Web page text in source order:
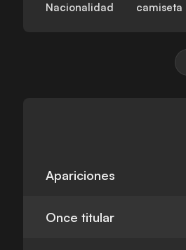
Nacionalidad
camiseta
Apariciones
Once titular